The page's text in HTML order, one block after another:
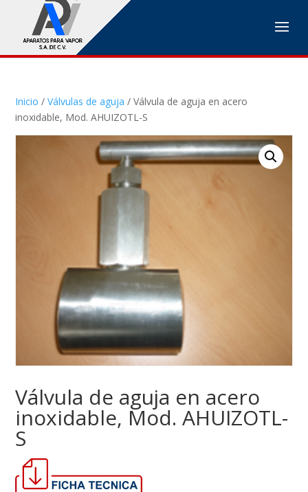
Inicio /Válvulas de aguja / Válvula de aguja en acero
inoxidable, Mod. AHUIZOTL-S
Válvula de aguja en acero
inoxidable, Mod. AHUIZOTL-
S